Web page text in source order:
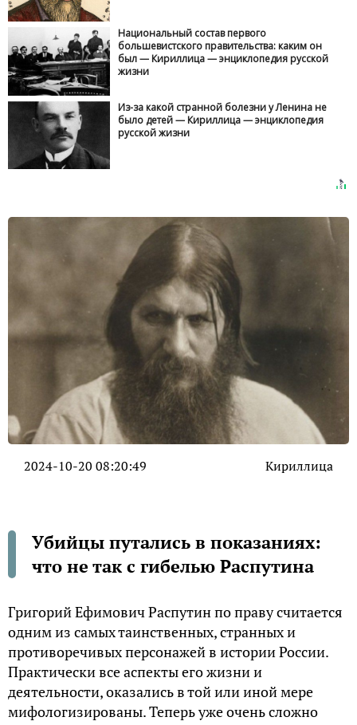
Национальный состав первого
большевистского правительства: каким он
был — Кириллица — энциклопедия русской
жизни
Из-за какой странной болезни у Ленина не
было детей — Кириллица — энциклопедия
русской жизни
2024-10-20 08:20:49 Кириллица
Убийцы путались в показаниях:
что не так с гибелью Распутина
Григорий Ефимович Распутин по праву считается
одним из самых таинственных, странных и
противоречивых персонажей в истории России.
Практически все аспекты его жизни и
деятельности, оказались в той или иной мере
мифологизированы. Теперь уже очень сложно